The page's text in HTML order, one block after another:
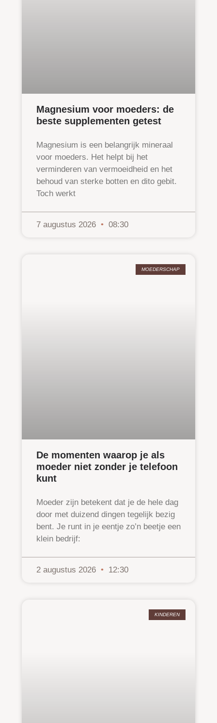
Magnesium voor moeders: de
beste supplementen getest
Magnesium is een belangrijk mineraal
voor moeders. Het helpt bij het
verminderen van vermoeidheid en het
behoud van sterke botten en dito gebit.
Toch werkt
7 augustus 2026 08:30
MOEDERSCHAP
De momenten waarop je als
moeder niet zonder je telefoon
kunt
Moeder zijn betekent dat je de hele dag
door met duizend dingen tegelijk bezig
bent. Je runt in je eentje zo’n beetje een
klein bedrijf:
2 augustus 2026 12:30
KINDEREN